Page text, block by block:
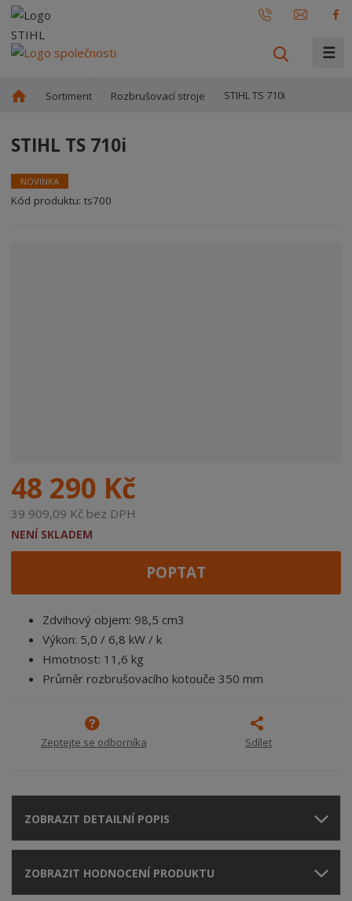
☰
í
s
Sortiment Rozbrušovací stroje STIHL TS 710i
STIHL TS 710i
NOVINKA
Kód produktu:ts700
48 290 Kč
39 909,09 Kč bez DPH
NENÍ SKLADEM
POPTAT
Zdvihový objem: 98,5 cm3
Výkon: 5,0 / 6,8 kW / k
Hmotnost: 11,6 kg
Průměr rozbrušovacího kotouče 350 mm
Zeptejte se odborníka Sdílet
ZOBRAZIT DETAILNÍ POPIS
ZOBRAZIT HODNOCENÍ PRODUKTU